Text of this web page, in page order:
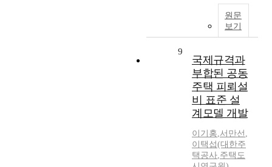
원문
보기
9
국제규격과
부합된 공동
주택 피뢰설
비 표준 설
계모델 개발
이기홍,서만선 ,
이택섭(대한주
택공사,주택도